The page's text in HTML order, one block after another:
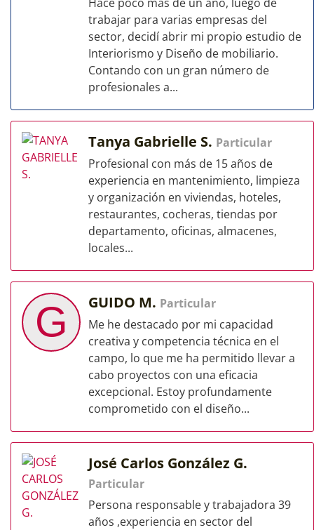
trabajar para varias empresas del
sector, decidí abrir mi propio estudio de
Interiorismo y Diseño de mobiliario.
Contando con un gran número de
profesionales a...
Tanya Gabrielle S. Particular
Profesional con más de 15 años de
experiencia en mantenimiento, limpieza
y organización en viviendas, hoteles,
restaurantes, cocheras, tiendas por
departamento, oficinas, almacenes,
locales...
G GUIDO M. Particular
Me he destacado por mi capacidad
creativa y competencia técnica en el
campo, lo que me ha permitido llevar a
cabo proyectos con una eficacia
excepcional. Estoy profundamente
comprometido con el diseño...
José Carlos González G.
Particular
Persona responsable y trabajadora 39
años ,experiencia en sector del